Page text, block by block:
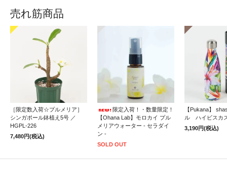
売れ筋商品
［限定数入荷☆プルメリア］
シンガポール鉢植え5号 ／
HGPL-226
7,480円(税込)
限定入荷！・数量限定！
【Ohana Lab】モロカイ プル
メリアウォーター - セラダイ
ン -
SOLD OUT
【Pukana】
ル ハイビスカ
3,190円(税込)